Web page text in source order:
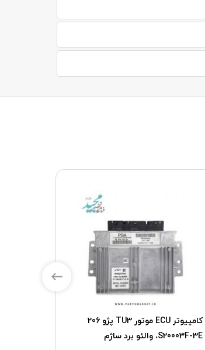
کامپیوتر ECU موتور TU3 پژو 206
S20003F-3E، والئو برد ساژم